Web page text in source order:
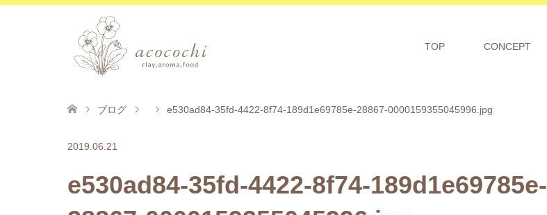
TOP CONCEPT
ブログ e530ad84-35fd-4422-8f74-189d1e69785e-28867-0000159355045996.jpg
2019.06.21
e530ad84-35fd-4422-8f74-189d1e69785e-